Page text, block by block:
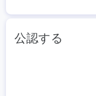
公認する